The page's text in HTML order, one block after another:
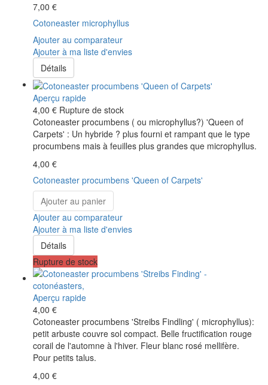
7,00 €
Cotoneaster microphyllus
Ajouter au comparateur
Ajouter à ma liste d'envies
Détails
Aperçu rapide
4,00 € Rupture de stock
Cotoneaster procumbens ( ou microphyllus?) 'Queen of
Carpets' : Un hybride ? plus fourni et rampant que le type
procumbens mais à feuilles plus grandes que microphyllus.
4,00 €
Cotoneaster procumbens 'Queen of Carpets'
Ajouter au panier
Ajouter au comparateur
Ajouter à ma liste d'envies
Détails
Rupture de stock
Aperçu rapide
4,00 €
Cotoneaster procumbens 'Streibs Findling' ( microphyllus):
petit arbuste couvre sol compact. Belle fructification rouge
corail de l'automne à l'hiver. Fleur blanc rosé mellifère.
Pour petits talus.
4,00 €